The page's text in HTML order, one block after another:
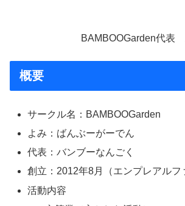
BAMBOOGarden代表
概要
サークル名：BAMBOOGarden
よみ：ばんぶーがーでん
代表：バンブーなんごく
創立：2012年8月（エンプレアルフ
活動内容